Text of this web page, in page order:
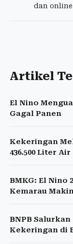
dan online
Artikel
El Nino
Gagal Panen
Kekeringan
436.500 Liter
BMKG: El Nino
Kemarau
BNPB
Kekeringan di